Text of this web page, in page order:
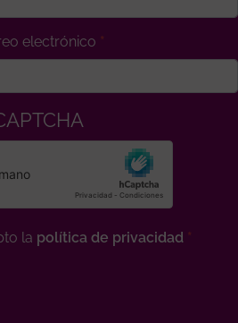
electrónico
la política de privacidad